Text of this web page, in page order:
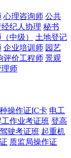
心理咨询师 公共
经纪人协理 秘书
中级）
土地登记
企业培训师 园艺
评价工程师 景观
师
操作证IC卡 电工
工作业考证班 登高
驶考证班 起重机
质监局操作证